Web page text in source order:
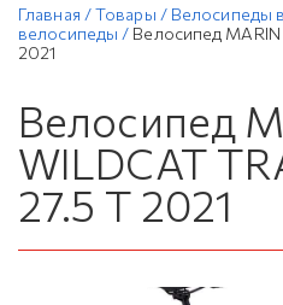
Главная /Товары / Велосипеды
велосипеды / Велосипед MARIN
2021
Велосипед
WILDCAT
27.5 T 2021